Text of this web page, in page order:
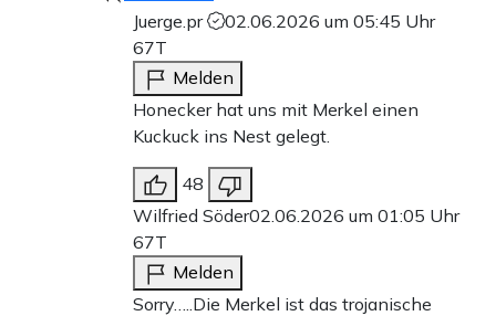
Juerge.pr
02.06.2026 um 05:45 Uhr
67T
Melden
Honecker hat uns mit Merkel einen
Kuckuck ins Nest gelegt.
48
Wilfried Söder02.06.2026 um 01:05 Uhr
67T
Melden
Sorry…..Die Merkel ist das trojanische